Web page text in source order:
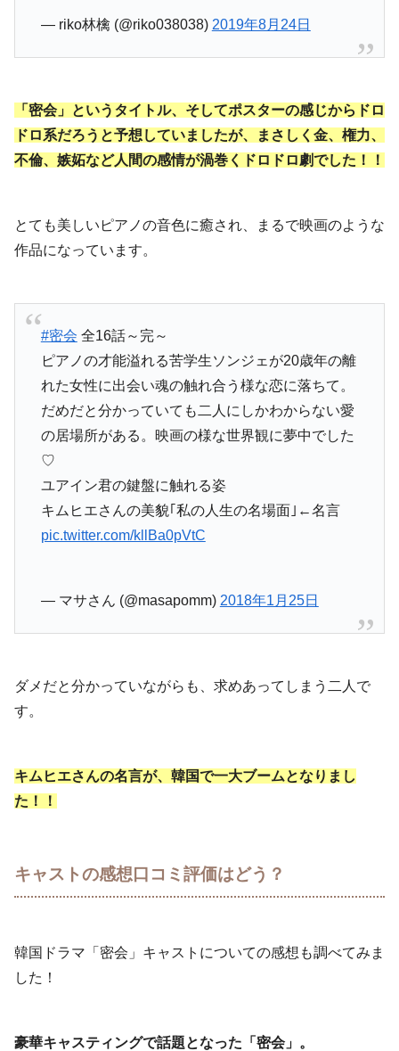
— riko林檎 (@riko038038) 2019年8月24日
「密会」というタイトル、そしてポスターの感じからドロ
ドロ系だろうと予想していましたが、まさしく金、権力、
不倫、嫉妬など人間の感情が渦巻くドロドロ劇でした！！
とても美しいピアノの音色に癒され、まるで映画のような
作品になっています。
#密会 全16話～完～
ピアノの才能溢れる苦学生ソンジェが20歳年の離
れた女性に出会い魂の触れ合う様な恋に落ちて。
だめだと分かっていても二人にしかわからない愛
の居場所がある。映画の様な世界観に夢中でした
♡
ユアイン君の鍵盤に触れる姿
キムヒエさんの美貌｢私の人生の名場面｣←名言
pic.twitter.com/kllBa0pVtC
— マサさん (@masapomm) 2018年1月25日
ダメだと分かっていながらも、求めあってしまう二人で
す。
キムヒエさんの名言が、韓国で一大ブームとなりまし
た！！
キャストの感想口コミ評価はどう？
韓国ドラマ「密会」キャストについての感想も調べてみま
した！
豪華キャスティングで話題となった「密会」。